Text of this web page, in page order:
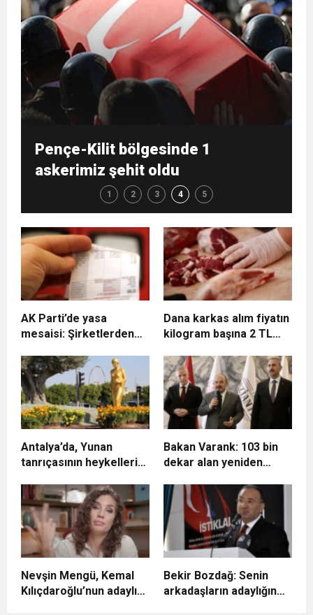
Pençe-Kilit bölgesinde 1
askerimiz şehit oldu
1 2 3 4 5
AK Parti’de yasa
mesaisi: Şirketlerden
doğalgaz desteği
Dana karkas alım fiyatın
kilogram başına 2 TL
Antalya’da, Yunan
tanrıçasının heykelleri
Bakan Varank: 103 bin
dekar alan yeniden
Nevşin Mengü, Kemal
Kılıçdaroğlu’nun adaylık
Bekir Bozdağ: Senin
arkadaşların adaylığın